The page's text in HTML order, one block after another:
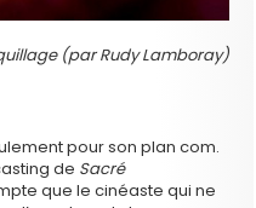
(par Rudy Lamboray)
pour son plan com.
de Sacré
que le cinéaste qui ne